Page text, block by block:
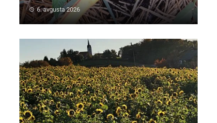
6. avgusta 2026